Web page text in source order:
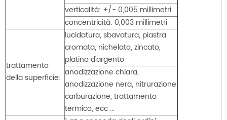
verticalità: +/- 0,005 millimetri
concentricità: 0,003 millimetri
trattamento
della superficie:
lucidatura, sbavatura, piastra
cromata, nichelato, zincato,
platino d'argento
anodizzazione chiara,
anodizzazione nera, nitrurazione
carburazione, trattamento
termico, ecc ...